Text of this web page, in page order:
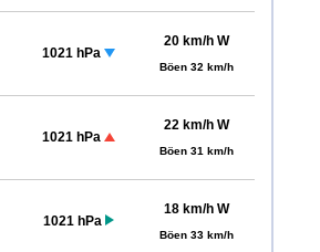
1021 hPa
20 km/h W
Böen 32 km/h
1021 hPa
22 km/h W
Böen 31 km/h
1021 hPa
18 km/h W
Böen 33 km/h